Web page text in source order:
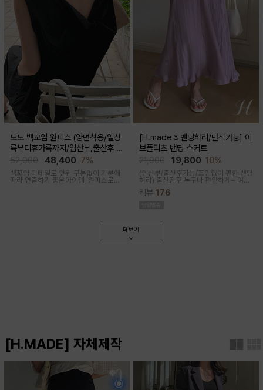
모노 백꼬임 원피스 (양면착용/일상
룩부터휴가룩까지/임산부,출산후 가
48,400 7%
백꼬임 디테일로 앞뒤 구분없이 기분에
따라 연출하기 좋은아이템, 원피스로도,
[H.made🌷밴딩허리/만삭가능] 이
브플리츠 밴딩 스커트
19,800 10%
(임산부/출산후가능/조임없이 편한 밴딩
허리) 출산전후 누구나 편안하게~ 여성
운 플리츠 스커트
리뷰 176
더보기
[H.MADE] 자체제작